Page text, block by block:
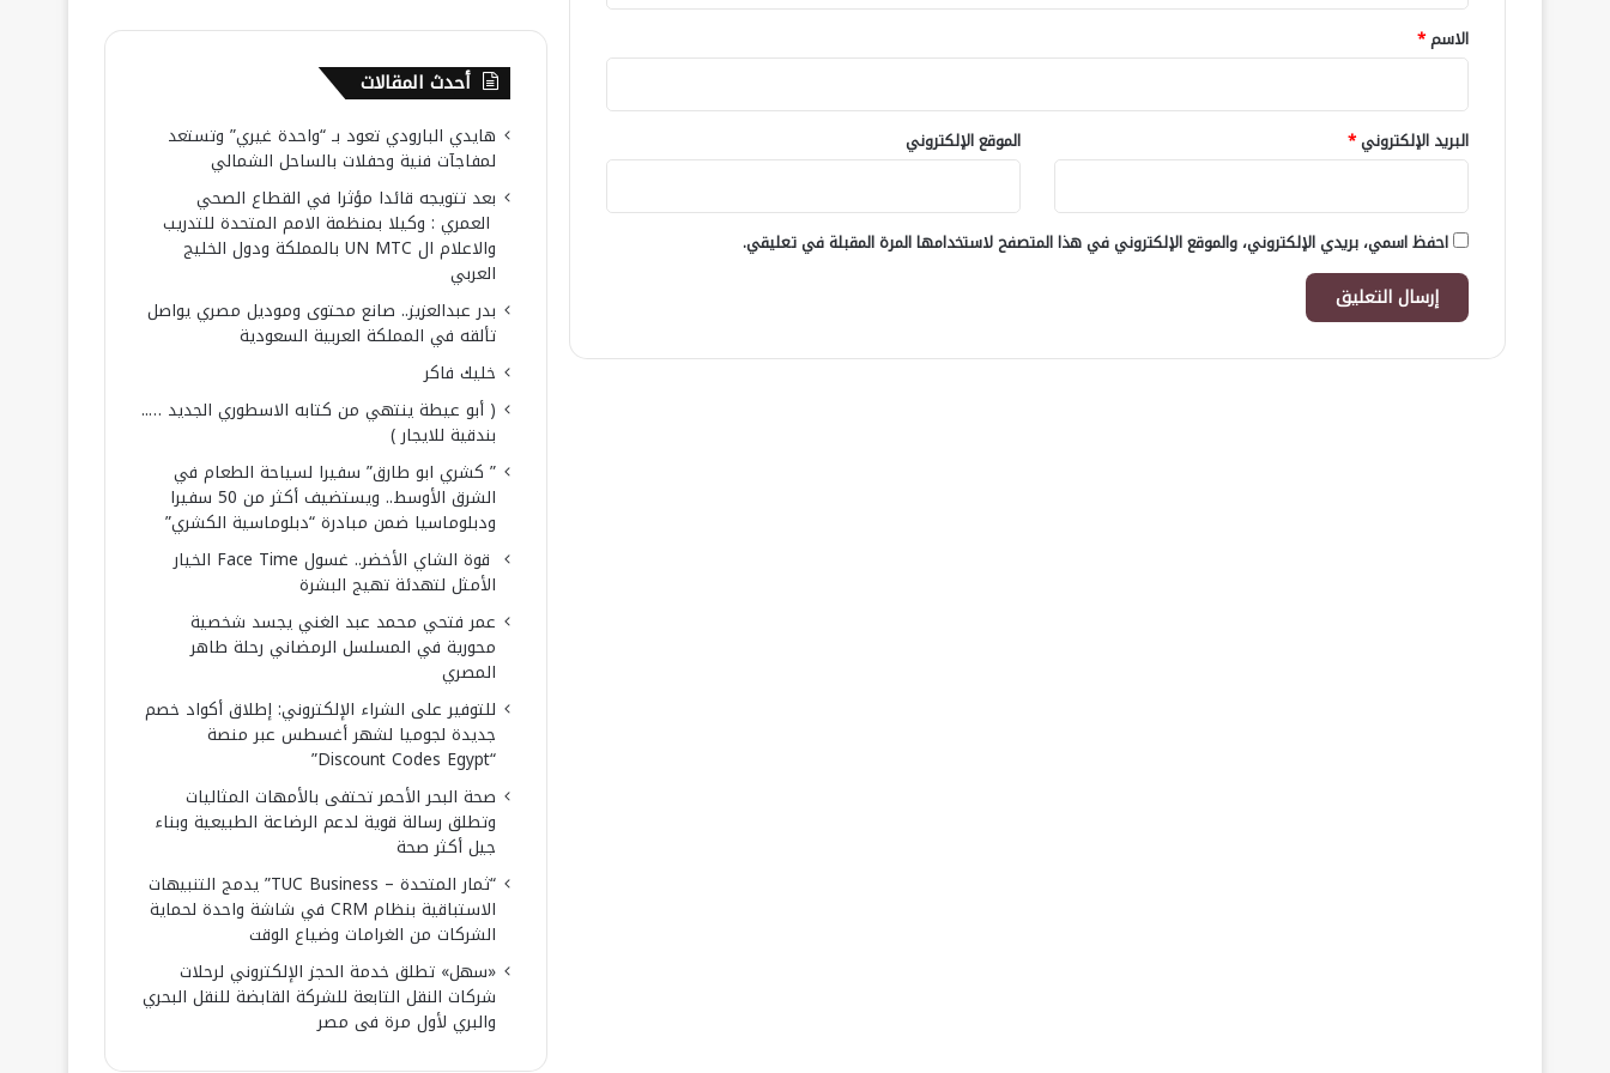
*
الاسم*
البريد الإلكتروني* الموقع الإلكتروني
احفظ اسمي، بريدي الإلكتروني، والموقع الإلكتروني في هذا المتصفح لاستخدامها المرة المقبلة في تعليقي.
أحدث المقالات
هايدي البارودي تعود بـ “واحدة غيري” وتستعد
لمفاجآت فنية وحفلات بالساحل الشمالي
بعد تتويجه قائدا مؤثرا في القطاع الصحي
العمري : وكيلا بمنظمة الامم المتحدة للتدريب
والاعلام ال UN MTC بالمملكة ودول الخليج
العربي
بدر عبدالعزيز.. صانع محتوى وموديل مصري يواصل
تألقه في المملكة العربية السعودية
خليك فاكر
( أبو عيطة ينتهي من كتابه الاسطوري الجديد …..
بندقية للايجار )
” كشري ابو طارق” سفيرا لسياحة الطعام في
الشرق الأوسط.. ويستضيف أكثر من 50 سفيرا
ودبلوماسيا ضمن مبادرة “دبلوماسية الكشري”
قوة الشاي الأخضر.. غسول Face Time الخيار
الأمثل لتهدئة تهيج البشرة
عمر فتحي محمد عبد الغني يجسد شخصية
محورية في المسلسل الرمضاني رحلة طاهر
المصري
للتوفير على الشراء الإلكتروني: إطلاق أكواد خصم
جديدة لجوميا لشهر أغسطس عبر منصة
“Discount Codes Egypt”
صحة البحر الأحمر تحتفى بالأمهات المثاليات
وتطلق رسالة قوية لدعم الرضاعة الطبيعية وبناء
جيل أكثر صحة
“ثمار المتحدة – TUC Business” يدمج التنبيهات
الاستباقية بنظام CRM في شاشة واحدة لحماية
الشركات من الغرامات وضياع الوقت
«سهل» تطلق خدمة الحجز الإلكتروني لرحلات
شركات النقل التابعة للشركة القابضة للنقل البحري
والبري لأول مرة فى مصر